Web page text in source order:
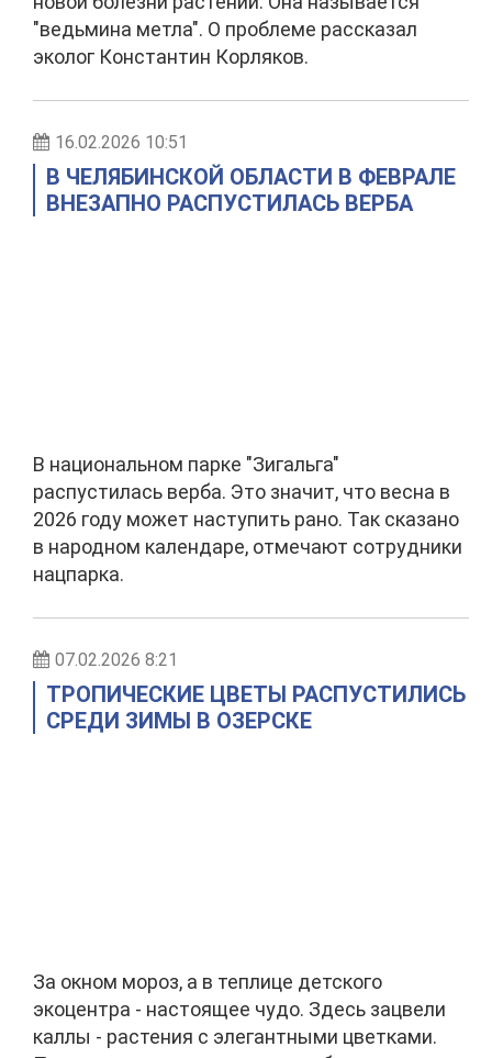
"ведьмина метла". О проблеме рассказал
эколог Константин Корляков.
16.02.2026 10:51
В ЧЕЛЯБИНСКОЙ ОБЛАСТИ В ФЕВРАЛЕ
ВНЕЗАПНО РАСПУСТИЛАСЬ ВЕРБА
В национальном парке "Зигальга"
распустилась верба. Это значит, что весна в
2026 году может наступить рано. Так сказано
в народном календаре, отмечают сотрудники
нацпарка.
07.02.2026 8:21
ТРОПИЧЕСКИЕ ЦВЕТЫ РАСПУСТИЛИСЬ
СРЕДИ ЗИМЫ В ОЗЕРСКЕ
За окном мороз, а в теплице детского
экоцентра - настоящее чудо. Здесь зацвели
каллы - растения с элегантными цветками.